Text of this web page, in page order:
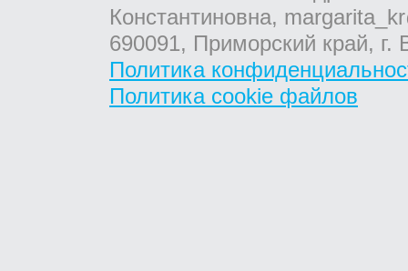
Константиновна,
690091, Приморский край,
Политика
Политика cookie файлов